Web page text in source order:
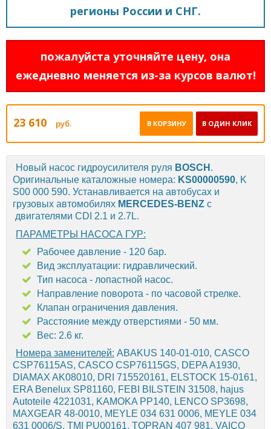
регионы России и СНГ.
пожалуйста уточняйте цену, она
ежедневно меняется из-за курсов валют!
23 610 руб. В ОДИН КЛИК
В КОРЗИНУ
Новый насос гидроусилителя руля BOSCH .
Оригинальные каталожные номера: KS00000590, K
S00 000 590. Устанавливается на автобусах и
грузовых автомобилях MERCEDES-BENZ с
двигателями CDI 2.1 и 2.7L.
ПАРАМЕТРЫ НАСОСА ГУР:
Рабочее давление - 120 бар.
Вид эксплуатации: гидравлический.
Тип насоса - лопастной насос.
Направление поворота - по часовой стрелке.
Клапан ограничения давления.
Расстояние между отверстиями - 50 мм.
Вес: 2.6 кг.
Номера заменителей: ABAKUS 140-01-010, CASCO
CSP76115AS, CASCO CSP76115GS, DEPA A1930,
DIAMAX AK08010, DRI 715520161, ELSTOCK 15-0161,
ERA Benelux SP81160, FEBI BILSTEIN 31508, hajus
Autoteile 4221031, KAMOKA PP140, LENCO SP3698,
MAXGEAR 48-0010, MEYLE 034 631 0006, MEYLE 034
631 0006/S, TMI PU00161, TOPRAN 407 981, VAICO